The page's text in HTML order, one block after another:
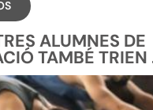
ALUMNES DE
TAMBÉ TRIEN